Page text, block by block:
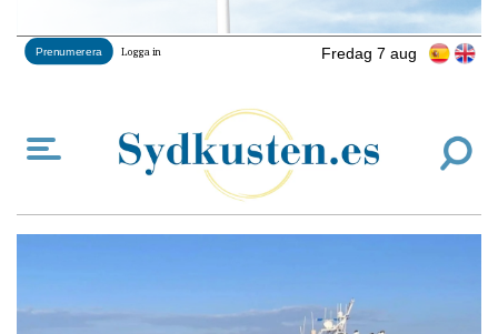
Fredag 7 aug
Prenumerera Logga in